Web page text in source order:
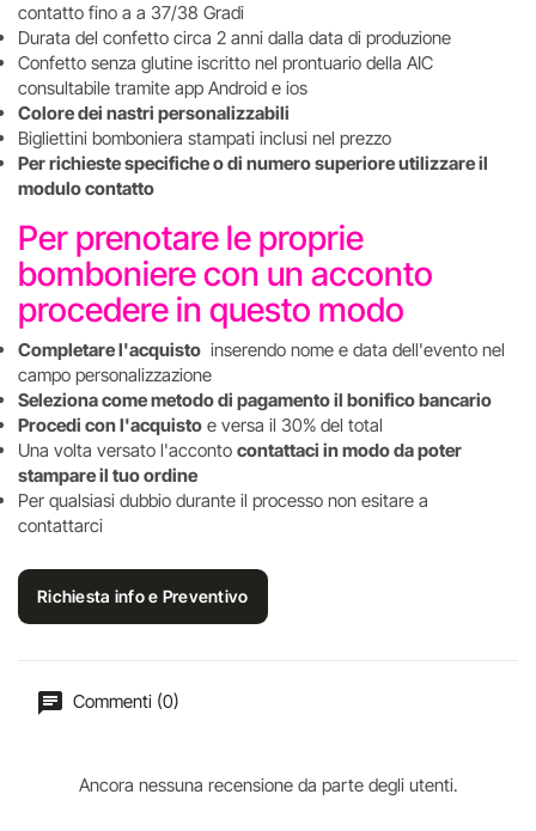
contatto fino a a 37/38 Gradi
Durata del confetto circa 2 anni dalla data di produzione
Confetto senza glutine iscritto nel prontuario della AIC
consultabile tramite app Android e ios
Colore dei nastri personalizzabili
Bigliettini bomboniera stampati inclusi nel prezzo
Per richieste specifiche o di numero superiore utilizzare il
modulo contatto
Per prenotare le proprie
bomboniere con un acconto
procedere in questo modo
Completare l'acquisto inserendo nome e data dell'evento nel
campo personalizzazione
Seleziona come metodo di pagamento il bonifico bancario
Procedi con l'acquisto e versa il 30% del total
Una volta versato l'acconto contattaci in modo da poter
stampare il tuo ordine
Per qualsiasi dubbio durante il processo non esitare a
contattarci
Richiesta info e Preventivo
Commenti (0)
Ancora nessuna recensione da parte degli utenti.